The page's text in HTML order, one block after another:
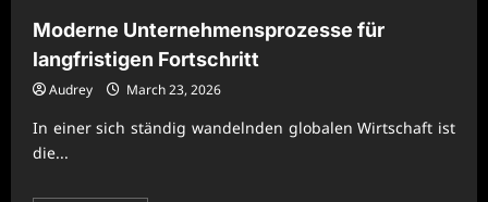
Moderne Unternehmensprozesse für
langfristigen Fortschritt
Audrey March 23, 2026
In einer sich ständig wandelnden globalen Wirtschaft ist
die...